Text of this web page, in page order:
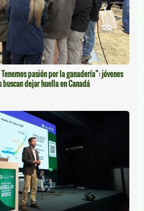
pasión por la ganadería”: jóvenes
dejar huella en Canadá